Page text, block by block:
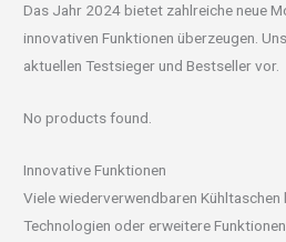
Das Jahr 2024 bietet zahlreiche neue
innovativen Funktionen überzeugen.
aktuellen Testsieger und Bestseller vor.
No products found.
Innovative Funktionen
Viele wiederverwendbaren
Technologien oder erweitere